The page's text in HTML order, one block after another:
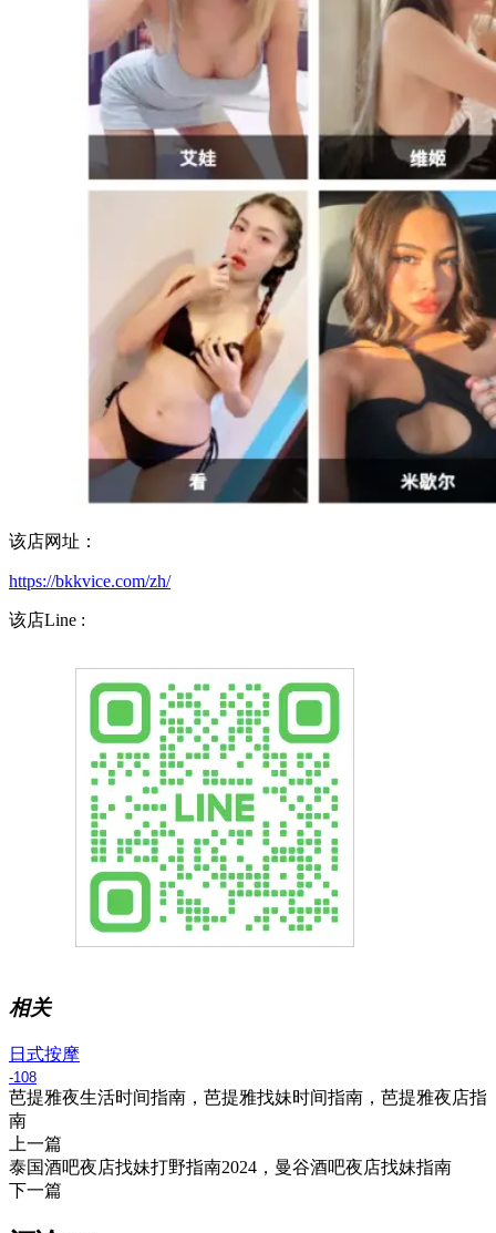
该店网址：
https://bkkvice.com/zh/
该店Line :
相关
日式按摩
-108
芭提雅夜生活时间指南，芭提雅找妹时间指南，芭提雅夜店指
南
上一篇
泰国酒吧夜店找妹打野指南2024，曼谷酒吧夜店找妹指南
下一篇